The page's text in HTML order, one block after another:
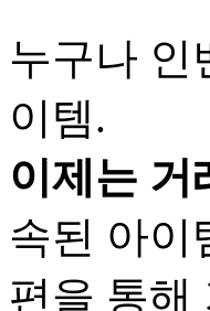
누구나 인
이템.
이제는 거
속된 아이
편을 통해